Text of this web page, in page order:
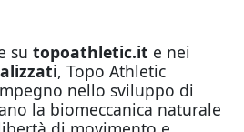
su topoathletic.it e nei
, Topo Athletic
nello sviluppo di
la biomeccanica naturale